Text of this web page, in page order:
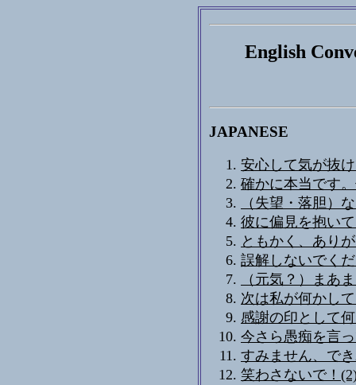
English
JAPANESE
安心して気が抜
確かに本当です
（失望・落胆）
彼に偏見を抱い
ともかく、あり
誤解しないでく
（元気？）まあ
次は私が何かし
感謝の印として
今さら愚痴を言
すみません、で
笑わさないで！